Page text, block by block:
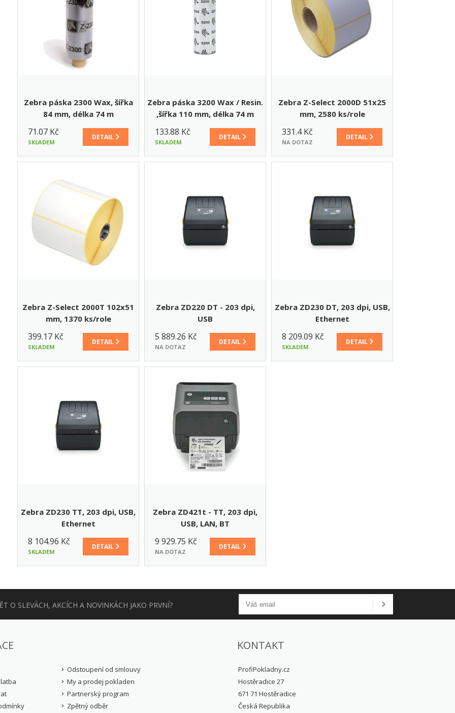
Zebra páska 2300 Wax, šířka
84 mm, délka 74 m
71.07 Kč
SKLADEM
DETAIL
Zebra páska 3200 Wax / Resin.
,šířka 110 mm, délka 74 m
133.88 Kč
SKLADEM
DETAIL
Zebra Z-Select 2000D 51x25
mm, 2580 ks/role
331.4 Kč
NA DOTAZ
DETAIL
Zebra Z-Select 2000T 102x51
mm, 1370 ks/role
399.17 Kč
SKLADEM
DETAIL
Zebra ZD220 DT - 203 dpi,
USB
5 889.26 Kč
NA DOTAZ
DETAIL
Zebra ZD230 DT, 203 dpi, USB,
Ethernet
8 209.09 Kč
SKLADEM
DETAIL
Zebra ZD230 TT, 203 dpi, USB,
Ethernet
8 104.96 Kč
SKLADEM
DETAIL
Zebra ZD421t - TT, 203 dpi,
USB, LAN, BT
9 929.75 Kč
NA DOTAZ
DETAIL
O SLEVÁCH, AKCÍCH A NOVINKÁCH JAKO PRVNÍ?
KONTAKT
ProfiPokladny.cz
Hostěradice 27
671 71 Hostěradice
Česká Republika
Odstoupení od smlouvy
My a prodej pokladen
Partnerský program
Zpětný odběr